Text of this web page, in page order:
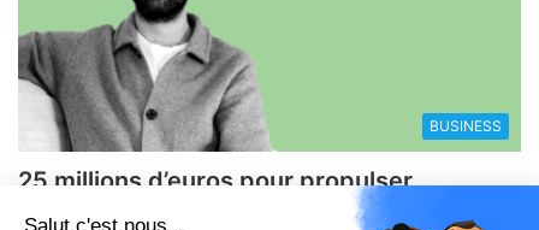
BUSINESS
25 millions d’euros pour propulser
WORLDIA, la scale-up française qui